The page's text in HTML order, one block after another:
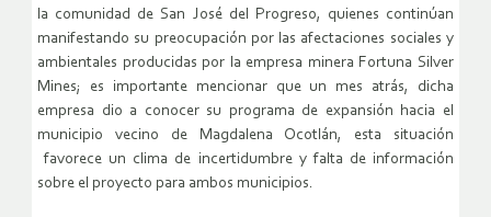
la comunidad de San José del Progreso, quienes continúan
manifestando su preocupación por las afectaciones sociales y
ambientales producidas por la empresa minera Fortuna Silver
Mines; es importante mencionar que un mes atrás, dicha
empresa dio a conocer su programa de expansión hacia el
municipio vecino de Magdalena Ocotlán, esta situación
favorece un clima de incertidumbre y falta de información
sobre el proyecto para ambos municipios.